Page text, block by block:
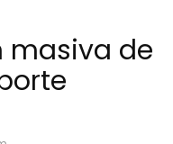
masiva de